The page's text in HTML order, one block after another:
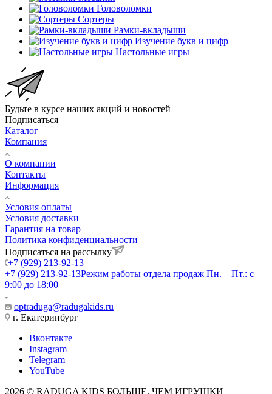
Головоломки
Сортеры
Рамки-вкладыши
Изучение букв и цифр
Настольные игры
Будьте в курсе наших акций и новостей
Подписаться
Каталог
Компания
О компании
Контакты
Информация
Условия оплаты
Условия доставки
Гарантия на товар
Политика конфиденциальности
Подписаться на рассылку
+7 (929) 213-92-13
+7 (929) 213-92-13Режим работы отдела продаж Пн. – Пт.: с
9:00 до 18:00
optraduga@radugakids.ru
г. Екатеринбург
Вконтакте
Instagram
Telegram
YouTube
2026 © RADUGA KIDS БОЛЬШЕ, ЧЕМ ИГРУШКИ